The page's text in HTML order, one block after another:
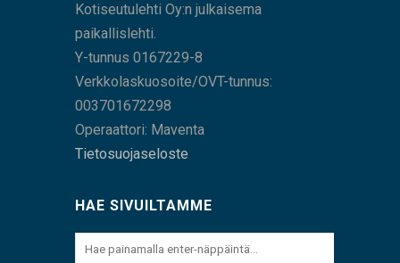
Kotiseutulehti Oy:n julkaisema
paikallislehti.
Y-tunnus 0167229-8
Verkkolaskuosoite/OVT-tunnus:
003701672298
Operaattori: Maventa
Tietosuojaseloste
HAE SIVUILTAMME